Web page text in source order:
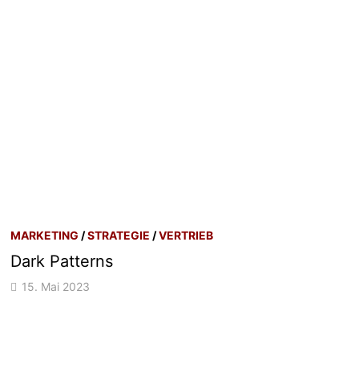
MARKETING /STRATEGIE /VERTRIEB
Dark Patterns
15. Mai 2023